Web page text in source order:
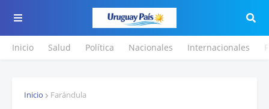
Inicio Salud Política Nacionales Internacionales
Inicio Farándula